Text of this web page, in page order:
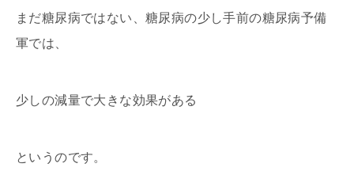
まだ糖尿病ではない、糖尿病の少し手前の糖尿病予備
軍では、
少しの減量で大きな効果がある
というのです。